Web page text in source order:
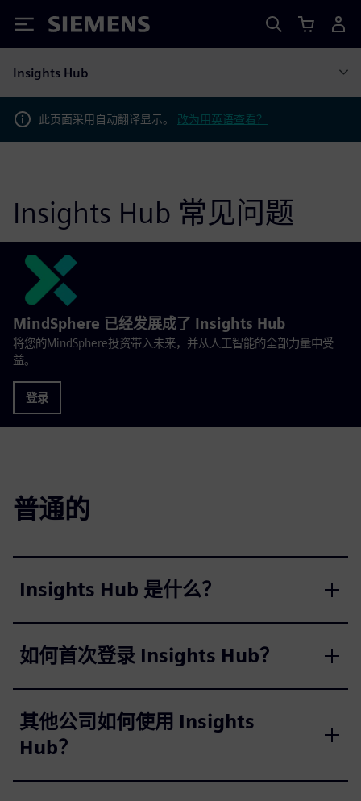
Siemens
Insights Hub
此页面采用自动翻译显示。 改为用英语查看？
Insights Hub 常见问题
MindSphere 已经发展成了 Insights Hub
将您的MindSphere投资带入未来，并从人工智能的全部力量中受
益。
登录
普通的
Insights Hub 是什么？
如何首次登录 Insights Hub？
其他公司如何使用 Insights
Hub？